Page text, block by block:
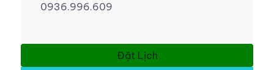
0936.996.609
Đặt Lịch